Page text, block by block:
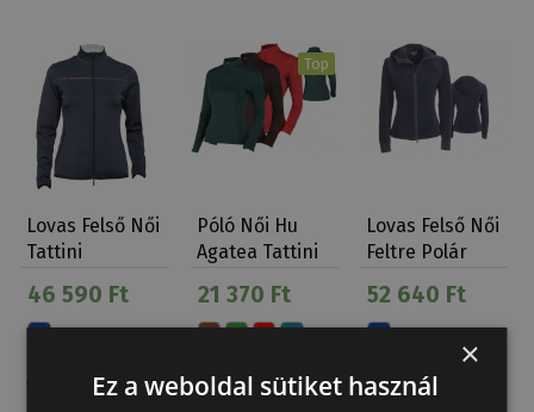
Lovas Felső Női
Tattini
46 590 Ft
Top
Póló Női Hu
Agatea Tattini
21 370 Ft
Lovas Felső Női
Feltre Polár
52 640 Ft
×
Ez a weboldal sütiket használ